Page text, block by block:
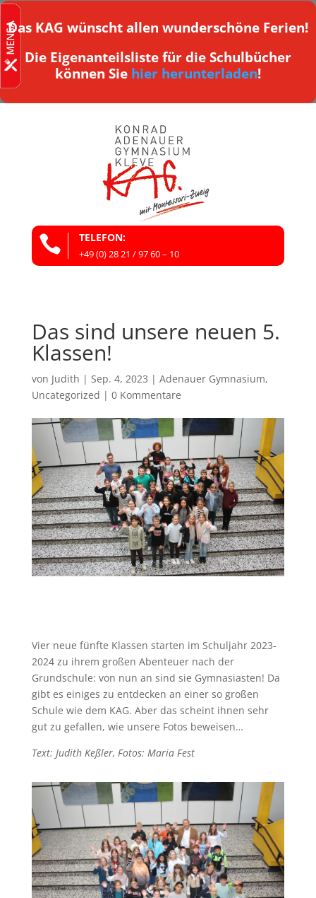
Das KAG wünscht allen wunderschöne Ferien!
Die Eigenanteilsliste für die Schulbücher
können Sie hier herunterladen!
 TELEFON:
+49 (0) 28 21 / 97 60 – 10
Das sind unsere neuen 5.
Klassen!
von Judith | Sep. 4, 2023 | Adenauer Gymnasium,
Uncategorized | 0 Kommentare
Vier neue fünfte Klassen starten im Schuljahr 2023-
2024 zu ihrem großen Abenteuer nach der
Grundschule: von nun an sind sie Gymnasiasten! Da
gibt es einiges zu entdecken an einer so großen
Schule wie dem KAG. Aber das scheint ihnen sehr
gut zu gefallen, wie unsere Fotos beweisen…
Text: Judith Keßler, Fotos: Maria Fest